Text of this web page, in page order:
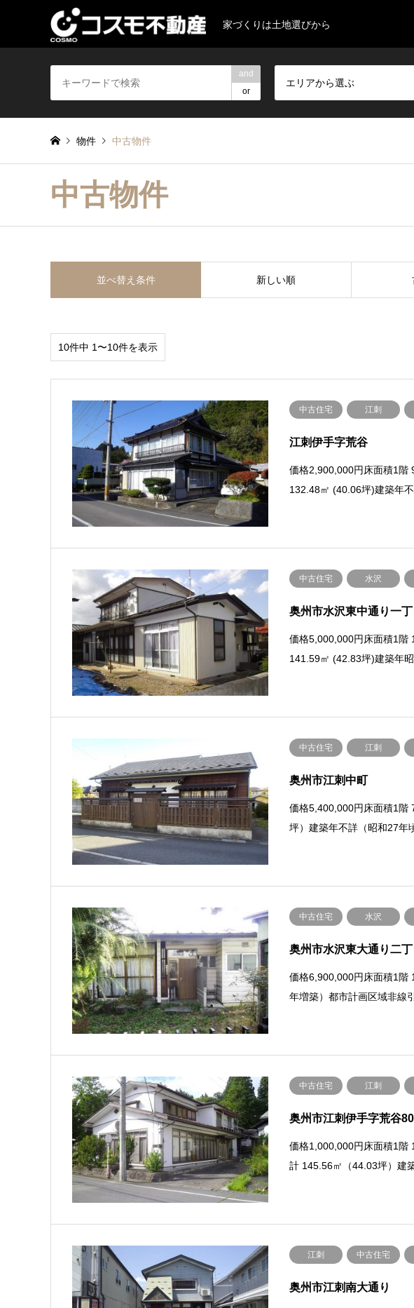
家づくりは土地選びから
and
or
エリアから選ぶ
物件 中古物件
中古物件
並べ替え条件 新しい順
10件中 1〜10件を表示
中古住宅 江刺
江刺伊手字荒谷
価格2,900,000円床面積1階
132.48㎡ (40.06坪)建築年
中古住宅 水沢
奥州市水沢東中通り一丁
価格5,000,000円床面積1階
141.59㎡ (42.83坪)建築年
中古住宅 江刺
奥州市江刺中町
価格5,400,000円床面積1階
坪）建築年不詳（昭和27年
中古住宅 水沢
奥州市水沢東大通り二
価格6,900,000円床面積1階
年増築）都市計画区域非線
中古住宅 江刺
奥州市江刺伊手字荒谷80
価格1,000,000円床面積1階
計 145.56㎡（44.03坪）建
江刺 中古住宅
奥州市江刺南大通り